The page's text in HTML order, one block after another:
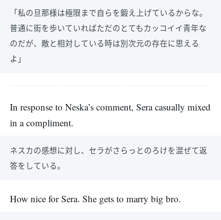
「私の旦那様は極限まで自らを鍛え上げているからな。
普通に街を歩いていればただのとてもカッコイイ青年な
のだが、敵と相対している時は別次元の存在に思える
よ」
In response to Neska’s comment, Sera casually mixed
in a compliment.
ネスカの感想に対し、セラがさらっとのろけを混ぜて返
答をしている。
How nice for Sera. She gets to marry big bro.